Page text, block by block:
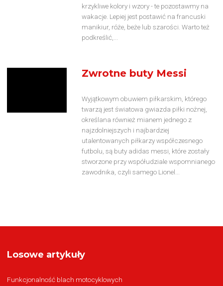
krzykliwe kolory i wzory - te pozostawmy na
wakacje. Lepiej jest postawić na francuski
manikiur, róże, beże lub szarości. Warto też
podkreślić,...
Zwrotne buty Messi
Wyjątkowym obuwiem piłkarskim, którego
twarzą jest światowa gwiazda piłki nożnej,
określana również mianem jednego z
najzdolniejszych i najbardziej
utalentowanych piłkarzy współczesnego
futbolu, są buty adidas messi, które zostały
stworzone przy współudziale wspomnianego
zawodnika, czyli samego Lionel...
Losowe artykuły
Funkcjonalność blach motocyklowych